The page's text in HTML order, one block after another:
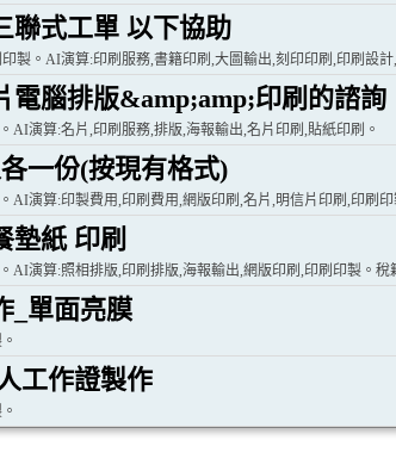
聯式工單 以下協助
製。AI演算:印刷服務,書籍印刷,大圖輸出,刻印印刷,印刷設計
電腦排版&amp;amp;印刷的諮詢
AI演算:名片,印刷服務,排版,海報輸出,名片印刷,貼紙印刷。
一份(按現有格式)
AI演算:印製費用,印刷費用,網版印刷,名片,明信片印刷,印刷
墊紙 印刷
AI演算:照相排版,印刷排版,海報輸出,網版印刷,印刷印製。稅
_單面亮膜
工作證製作